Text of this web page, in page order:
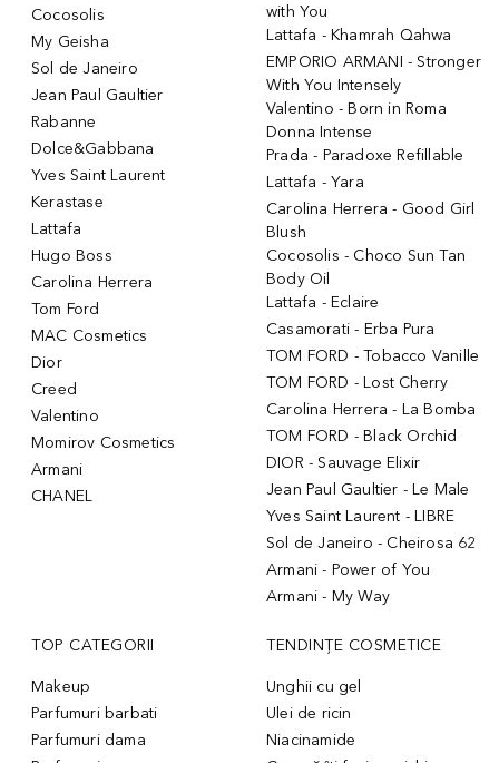
Cocosolis
My Geisha
Sol de Janeiro
Jean Paul Gaultier
Rabanne
Dolce&Gabbana
Yves Saint Laurent
Kerastase
Lattafa
Hugo Boss
Carolina Herrera
Tom Ford
MAC Cosmetics
Dior
Creed
Valentino
Momirov Cosmetics
Armani
CHANEL
with You
Lattafa - Khamrah Qahwa
EMPORIO ARMANI - Stronger
With You Intensely
Valentino - Born in Roma
Donna Intense
Prada - Paradoxe Refillable
Lattafa - Yara
Carolina Herrera - Good Girl
Blush
Cocosolis - Choco Sun Tan
Body Oil
Lattafa - Eclaire
Casamorati - Erba Pura
TOM FORD - Tobacco Vanille
TOM FORD - Lost Cherry
Carolina Herrera - La Bomba
TOM FORD - Black Orchid
DIOR - Sauvage Elixir
Jean Paul Gaultier - Le Male
Yves Saint Laurent - LIBRE
Sol de Janeiro - Cheirosa 62
Armani - Power of You
Armani - My Way
TOP CATEGORII
Makeup
Parfumuri barbati
Parfumuri dama
TENDINȚE COSMETICE
Unghii cu gel
Ulei de ricin
Niacinamide